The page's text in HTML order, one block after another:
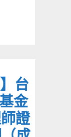
台
金
證